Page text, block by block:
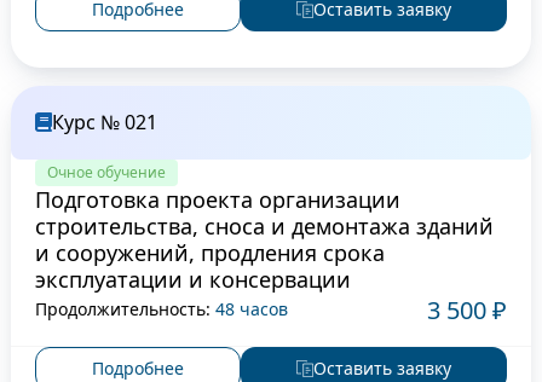
Подробнее Оставить заявку
Курс № 021
Очное обучение
Подготовка проекта организации
строительства, сноса и демонтажа зданий
и сооружений, продления срока
эксплуатации и консервации
Продолжительность: 48 часов 3 500 ₽
Подробнее Оставить заявку